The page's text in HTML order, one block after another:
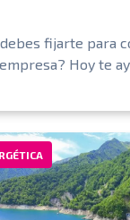
debes fijarte para
Hoy te